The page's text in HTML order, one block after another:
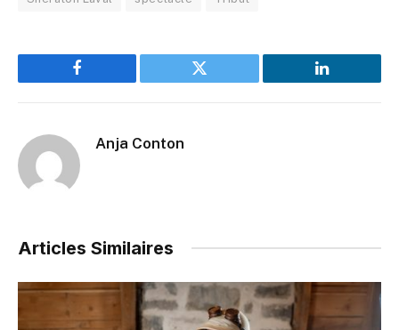
Facebook Twitter LinkedIn
Anja Conton
Articles Similaires